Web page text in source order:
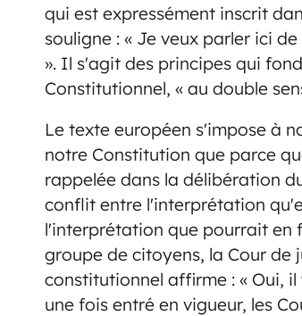
qui est expressément inscrit
souligne : « Je veux parler ici
». Il s'agit des principes qui
Constitutionnel, « au double
Le texte européen s'impose à
notre Constitution que parce
rappelée dans la délibération
conflit entre l'interprétation
l'interprétation que pourrait en
groupe de citoyens, la Cour de
constitutionnel affirme : « Oui,
une fois entré en vigueur, les